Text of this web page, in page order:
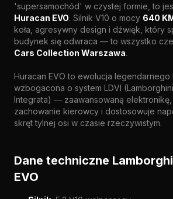
'supersamochód' w czystej formie, to
Huracan EVO. Silnik V10 o mocy 640
koła, agresywny design i dźwięk, który
budynek się odwraca — to wszystko
Cars Collection Warszawa.
Huracan EVO to ewolucja legendarnego
wzbogacona o system LDVI
Integrata) — zaawansowaną
zachowanie kierowcy i dostosowuje
skręt tylnej osi w czasie rzeczywistym.
Dane techniczne
EVO